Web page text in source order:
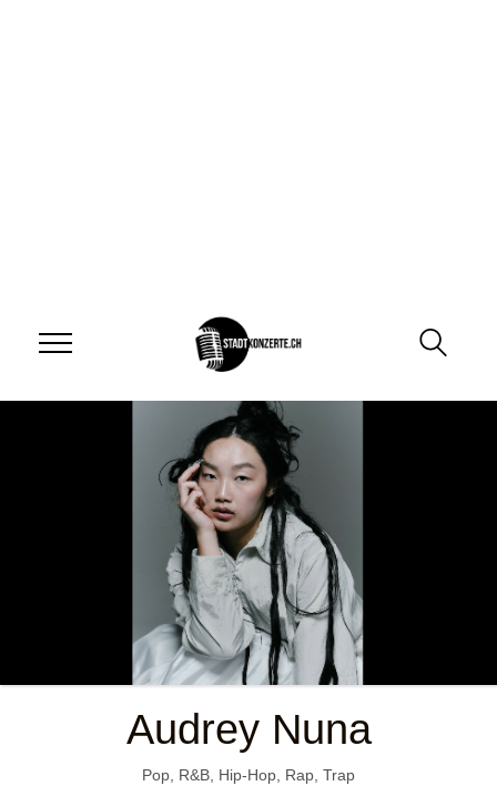
Audrey Nuna
Pop, R&B, Hip-Hop, Rap, Trap